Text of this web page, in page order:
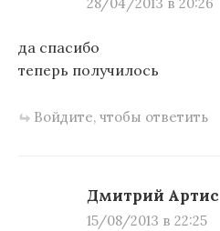
да спасибо
теперь получилось
Войдите, чтобы ответить
Дмитрий Артис
15/08/2013 в 22:25